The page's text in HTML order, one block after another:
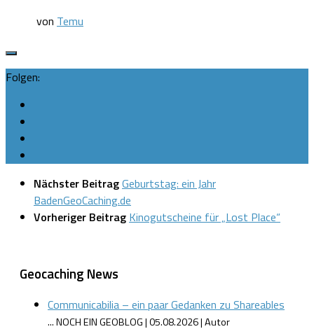
von Temu
Folgen:
Nächster BeitragGeburtstag: ein Jahr
BadenGeoCaching.de
Vorheriger Beitrag Kinogutscheine für „Lost Place“
Geocaching News
Communicabilia – ein paar Gedanken zu Shareables
... NOCH EIN GEOBLOG 05.08.2026 Autor